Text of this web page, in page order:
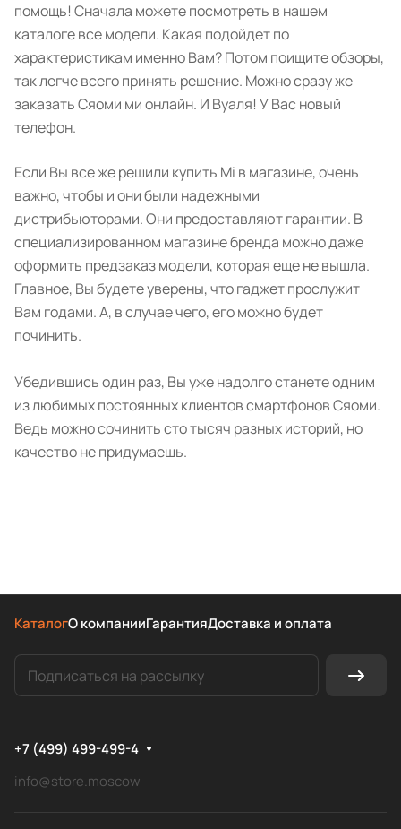
помощь! Сначала можете посмотреть в нашем
каталоге все модели. Какая подойдет по
характеристикам именно Вам? Потом поищите обзоры,
так легче всего принять решение. Можно сразу же
заказать Сяоми ми онлайн. И Вуаля! У Вас новый
телефон.
Если Вы все же решили купить Mi в магазине, очень
важно, чтобы и они были надежными
дистрибьюторами. Они предоставляют гарантии. В
специализированном магазине бренда можно даже
оформить предзаказ модели, которая еще не вышла.
Главное, Вы будете уверены, что гаджет прослужит
Вам годами. А, в случае чего, его можно будет
починить.
Убедившись один раз, Вы уже надолго станете одним
из любимых постоянных клиентов смартфонов Сяоми.
Ведь можно сочинить сто тысяч разных историй, но
качество не придумаешь.
КаталогО компанииГарантияДоставка и оплата
+7 (499) 499-499-4
info@store.moscow